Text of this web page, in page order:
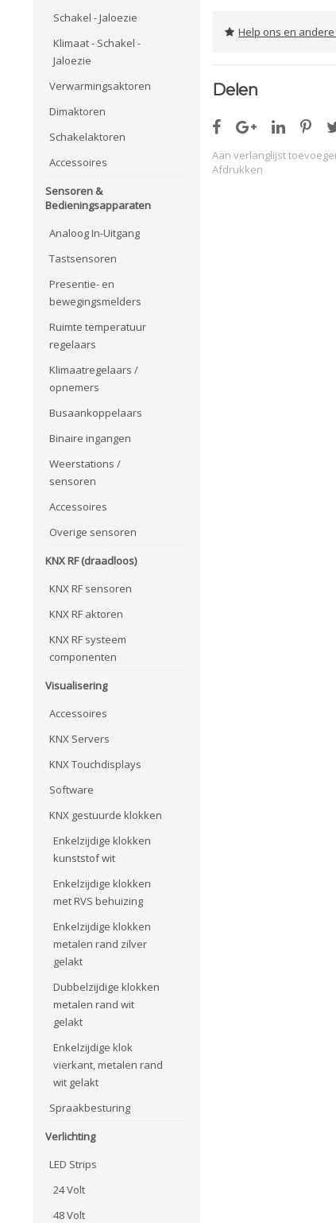
Schakel - Jaloezie
Klimaat - Schakel -
Jaloezie
Verwarmingsaktoren
Dimaktoren
Schakelaktoren
Accessoires
Sensoren &
Bedieningsapparaten
Analoog In-Uitgang
Tastsensoren
Presentie- en
bewegingsmelders
Ruimte temperatuur
regelaars
Klimaatregelaars /
opnemers
Busaankoppelaars
Binaire ingangen
Weerstations /
sensoren
Accessoires
Overige sensoren
KNX RF (draadloos)
KNX RF sensoren
KNX RF aktoren
KNX RF systeem
componenten
Visualisering
Accessoires
KNX Servers
KNX Touchdisplays
Software
KNX gestuurde klokken
Enkelzijdige klokken
kunststof wit
Enkelzijdige klokken
met RVS behuizing
Enkelzijdige klokken
metalen rand zilver
gelakt
Dubbelzijdige klokken
metalen rand wit
gelakt
Enkelzijdige klok
vierkant, metalen rand
wit gelakt
Spraakbesturing
Verlichting
LED Strips
24 Volt
48 Volt
Help ons en andere
Delen
Aan verlanglijst
Afdrukken